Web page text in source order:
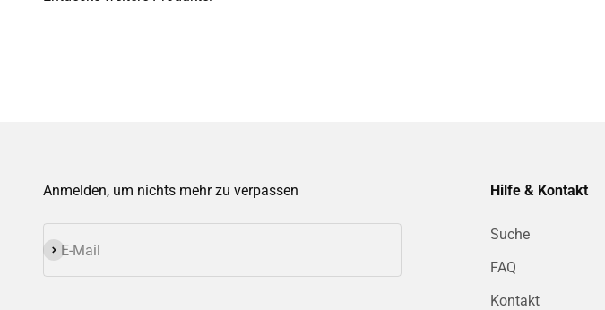
Anmelden, um nichts mehr zu verpassen
E-Mail
Abonnieren
Hilfe & Kontakt
Suche
FAQ
Kontakt